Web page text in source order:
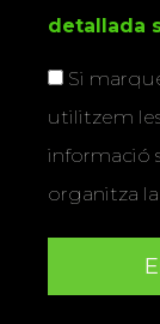
detallada
Si
utilitzem
informació
organitza la